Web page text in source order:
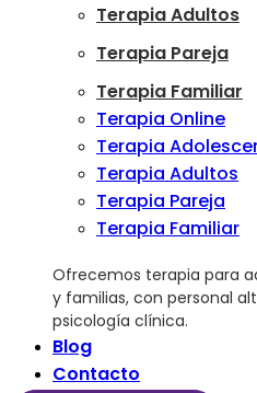
Terapia Adultos
Terapia Pareja
Terapia Familiar
Terapia Online
Terapia
Terapia Adultos
Terapia Pareja
Terapia Familiar
Ofrecemos terapia para
y familias, con personal
psicología clínica.
Blog
Contacto